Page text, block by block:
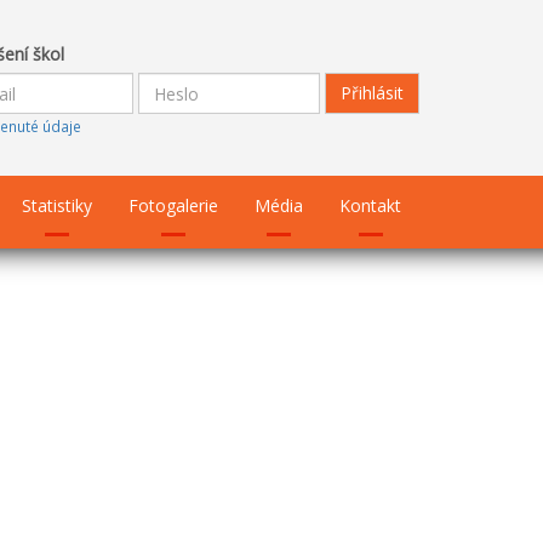
škol
údaje
Statistiky Fotogalerie Média Kontakt